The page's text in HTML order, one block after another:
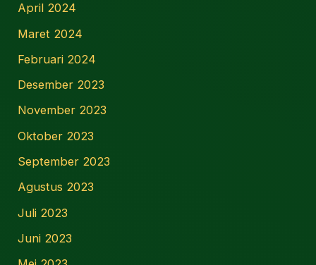
April 2024
Maret 2024
Februari 2024
Desember 2023
November 2023
Oktober 2023
September 2023
Agustus 2023
Juli 2023
Juni 2023